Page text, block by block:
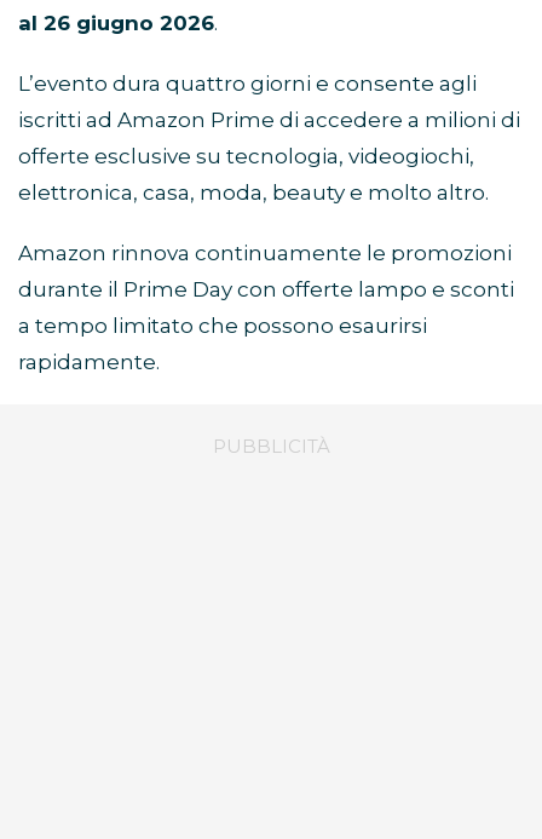
al 26 giugno 2026.
L’evento dura quattro giorni e consente agli
iscritti ad Amazon Prime di accedere a milioni di
offerte esclusive su tecnologia, videogiochi,
elettronica, casa, moda, beauty e molto altro.
Amazon rinnova continuamente le promozioni
durante il Prime Day con offerte lampo e sconti
a tempo limitato che possono esaurirsi
rapidamente.